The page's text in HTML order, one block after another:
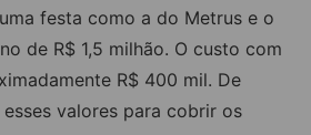
festa como a do Metrus e o
de R$ 1,5 milhão. O custo com
R$ 400 mil. De
valores para cobrir os